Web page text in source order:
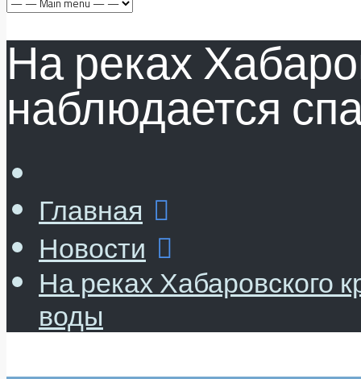
На реках
наблюдается
Главная
Новости
На реках Хабаровского
воды